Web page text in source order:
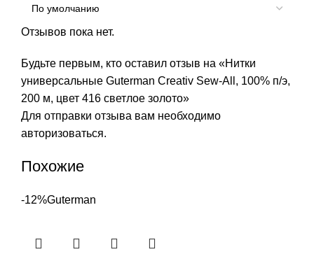
Отзывов пока нет.
Будьте первым, кто оставил отзыв на «Нитки
универсальные Guterman Creativ Sew-All, 100% п/э,
200 м, цвет 416 светлое золото»
Для отправки отзыва вам необходимо
авторизоваться.
Похожие
-12%Guterman